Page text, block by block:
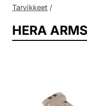
Tarvikkeet /
HERA